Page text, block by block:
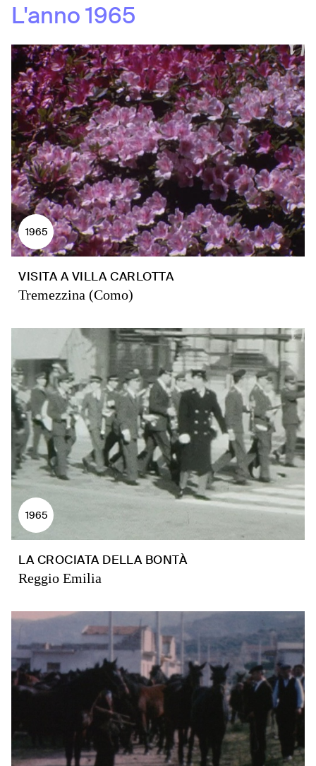
L'anno1965
1965
VISITA A VILLA CARLOTTA
Tremezzina (Como)
1965
LA CROCIATA DELLA BONTÀ
Reggio Emilia